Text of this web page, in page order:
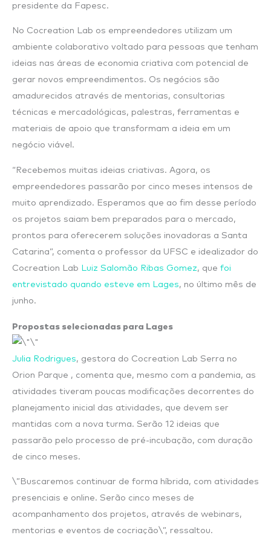
presidente da Fapesc.
No Cocreation Lab os empreendedores utilizam um
ambiente colaborativo voltado para pessoas que tenham
ideias nas áreas de economia criativa com potencial de
gerar novos empreendimentos. Os negócios são
amadurecidos através de mentorias, consultorias
técnicas e mercadológicas, palestras, ferramentas e
materiais de apoio que transformam a ideia em um
negócio viável.
“Recebemos muitas ideias criativas. Agora, os
empreendedores passarão por cinco meses intensos de
muito aprendizado. Esperamos que ao fim desse período
os projetos saiam bem preparados para o mercado,
prontos para oferecerem soluções inovadoras a Santa
Catarina”, comenta o professor da UFSC e idealizador do
Cocreation Lab
Luiz Salomão Ribas Gomez, que foi
entrevistado quando esteve em Lages, no último mês de
junho.
Propostas selecionadas para Lages
Julia Rodrigues, gestora do Cocreation Lab Serra no
Orion Parque , comenta que, mesmo com a pandemia, as
atividades tiveram poucas modificações decorrentes do
planejamento inicial das atividades, que devem ser
mantidas com a nova turma. Serão 12 ideias que
passarão pelo processo de pré-incubação, com duração
de cinco meses.
\”Buscaremos continuar de forma híbrida, com atividades
presenciais e online. Serão cinco meses de
acompanhamento dos projetos, através de webinars,
mentorias e eventos de cocriação\”, ressaltou.